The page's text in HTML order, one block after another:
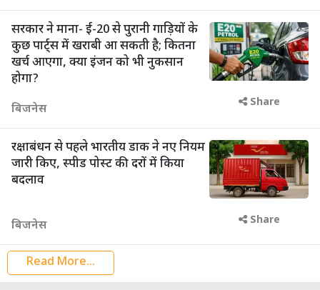
सरकार ने माना- ई-20 से पुरानी गाड़ियों के
कुछ पार्ट्स में खराबी आ सकती है; कितना
खर्च आएगा, क्या इंजन को भी नुकसान
होगा?
बिजनेस Share
रक्षाबंधन से पहले भारतीय डाक ने नए नियम
जारी किए, स्पीड पोस्ट की दरों में किया
बदलाव
बिजनेस Share
Read More...